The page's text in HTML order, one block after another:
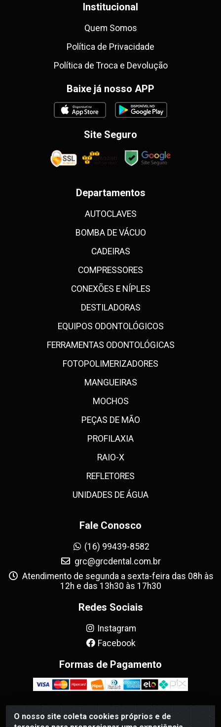
O nosso site coleta cookies próprios e de
Institucional
Quem Somos
Política de Privacidade
Política de Troca e Devolução
Baixe já nosso APP
Site Seguro
Departamentos
AUTOCLAVES
BOMBA DE VÁCUO
CADEIRAS
COMPRESSORES
CONEXÕES E NÍPLES
DESTILADORAS
EQUIPOS ODONTOLÓGICOS
FERRAMENTAS ODONTOLÓGICAS
FOTOPOLIMERIZADORES
MANGUEIRAS
MOCHOS
PEÇAS DE MÃO
PROFILAXIA
RAIO-X
REFLETORES
UNIDADES DE ÁGUA
Fale Conosco
(16) 99439-8582
grc@grcdental.com.br
Atendimento de segunda a sexta-feira das 08h às
12h e das 13h30 às 17h30
Redes Sociais
Instagram
Facebook
Formas de Pagamento
GRC Dental - Avenida Antônio e Helena Zerrenner, 720 -